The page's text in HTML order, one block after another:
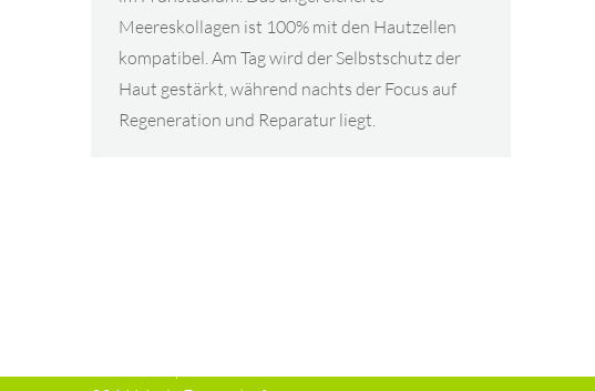
Meereskollagen ist 100% mit den Hautzellen
kompatibel. Am Tag wird der Selbstschutz der
Haut gestärkt, während nachts der Focus auf
Regeneration und Reparatur liegt.